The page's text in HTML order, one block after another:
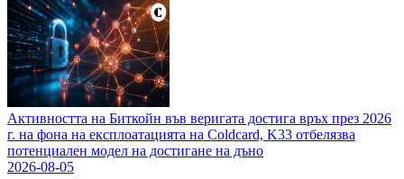
Активността на Биткойн във веригата достига връх през 2026
г. на фона на експлоатацията на Coldcard, K33 отбелязва
потенциален модел на достигане на дъно
2026-08-05